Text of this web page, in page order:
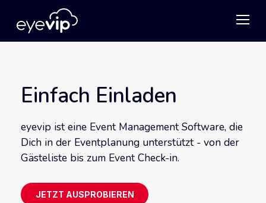
Einfach Einladen
eyevip ist eine Event Management Software, die
Dich in der Eventplanung unterstützt - von der
Gästeliste bis zum Event Check-in.
JETZT AUSPROBIEREN